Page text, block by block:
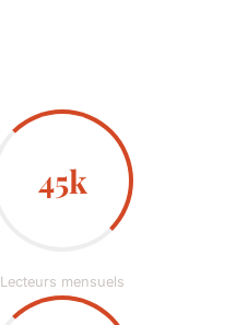
45k
Lecteurs mensuels